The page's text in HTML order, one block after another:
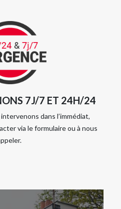
7J/7 ET 24H/24
dans l’immédiat,
via le formulaire ou à nous